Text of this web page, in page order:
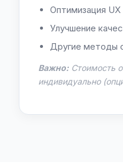
Оптимизация UX
Улучшение
Другие методы
Важно: Стоимость
индивидуально